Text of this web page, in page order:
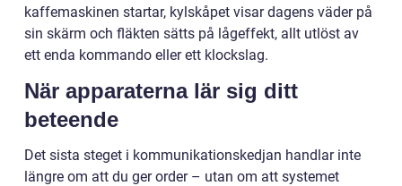
kaffemaskinen startar, kylskåpet visar dagens väder på
sin skärm och fläkten sätts på lågeffekt, allt utlöst av
ett enda kommando eller ett klockslag.
När apparaterna lär sig ditt
beteende
Det sista steget i kommunikationskedjan handlar inte
längre om att du ger order – utan om att systemet